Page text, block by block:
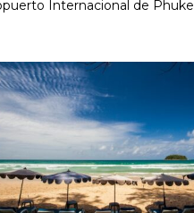
Internacional de